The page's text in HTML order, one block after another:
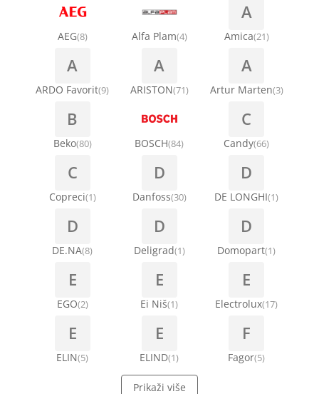
AEG(8) Alfa Plam(4)
A
Amica(21)
A
ARDO Favorit(9)
A
ARISTON(71)
A
Artur Marten(3)
B
Beko(80) BOSCH(84)
C
Candy(66)
C
Copreci(1)
D
Danfoss(30)
D
DE LONGHI(1)
D
DE.NA(8)
D
Deligrad(1)
D
Domopart(1)
E
EGO(2)
E
Ei Niš(1)
E
Electrolux(17)
E
ELIN(5)
E
ELIND(1)
F
Fagor(5)
Prikaži više